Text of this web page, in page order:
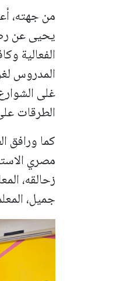
من جهته،
يحيى عن
الفعالية
المدروس
غلى
الطرقات
كما ورافق
مصري
زحالقه،
جميل،